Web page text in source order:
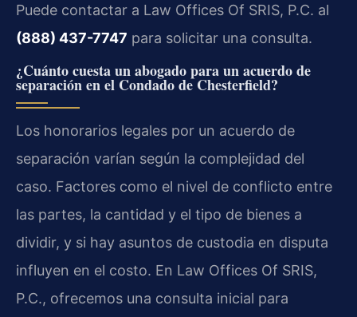
Puede contactar a Law Offices Of SRIS, P.C. al
(888) 437-7747 para solicitar una consulta.
¿Cuánto cuesta un abogado para un acuerdo de
separación en el Condado de Chesterfield?
Los honorarios legales por un acuerdo de
separación varían según la complejidad del
caso. Factores como el nivel de conflicto entre
las partes, la cantidad y el tipo de bienes a
dividir, y si hay asuntos de custodia en disputa
influyen en el costo. En Law Offices Of SRIS,
P.C., ofrecemos una consulta inicial para